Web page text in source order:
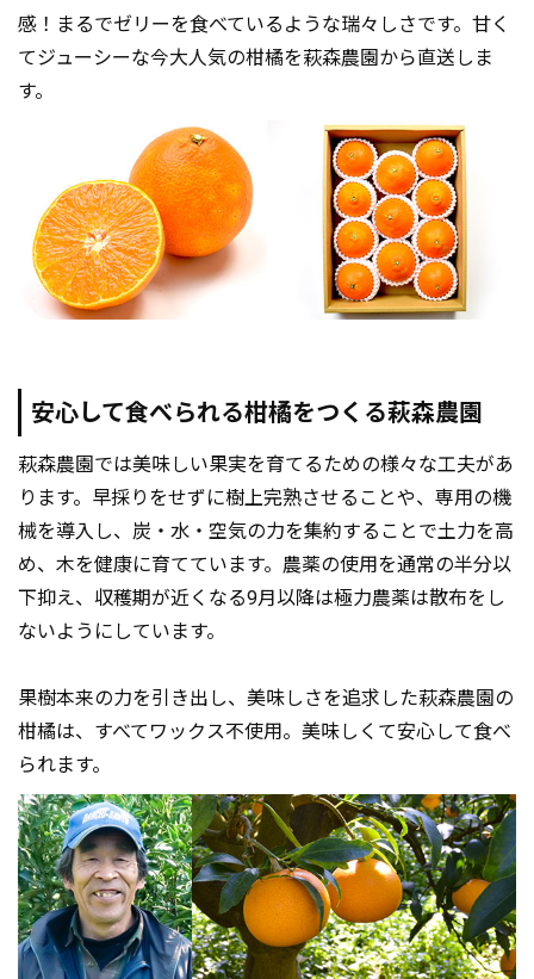
感！まるでゼリーを食べているような瑞々しさです。甘く
てジューシーな今大人気の柑橘を萩森農園から直送しま
す。
安心して食べられる柑橘をつくる萩森農園
萩森農園では美味しい果実を育てるための様々な工夫があ
ります。早採りをせずに樹上完熟させることや、専用の機
械を導入し、炭・水・空気の力を集約することで土力を高
め、木を健康に育てています。農薬の使用を通常の半分以
下抑え、収穫期が近くなる9月以降は極力農薬は散布をし
ないようにしています。
果樹本来の力を引き出し、美味しさを追求した萩森農園の
柑橘は、すべてワックス不使用。美味しくて安心して食べ
られます。